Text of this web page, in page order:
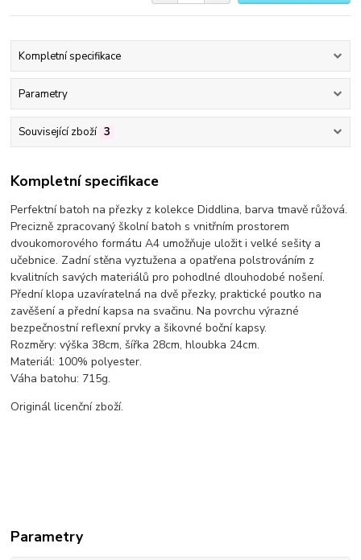
Kompletní specifikace
Parametry
Související zboží 3
Kompletní specifikace
Perfektní batoh na přezky z kolekce Diddlina, barva tmavě růžová.
Precizně zpracovaný školní batoh s vnitřním prostorem
dvoukomorového formátu A4 umožňuje uložit i velké sešity a
učebnice. Zadní stěna vyztužena a opatřena polstrováním z
kvalitních savých materiálů pro pohodlné dlouhodobé nošení.
Přední klopa uzavíratelná na dvě přezky, praktické poutko na
zavěšení a přední kapsa na svačinu. Na povrchu výrazné
bezpečnostní reflexní prvky a šikovné boční kapsy.
Rozměry: výška 38cm, šířka 28cm, hloubka 24cm.
Materiál: 100% polyester.
Váha batohu: 715g.
Originál licenční zboží.
Parametry